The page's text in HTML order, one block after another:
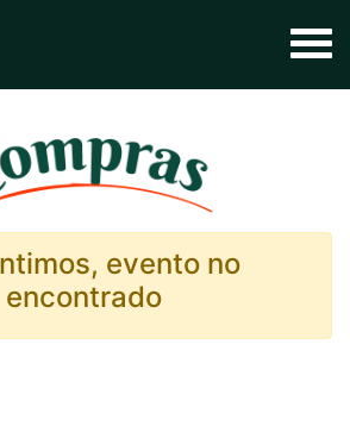
evento no
encontrado